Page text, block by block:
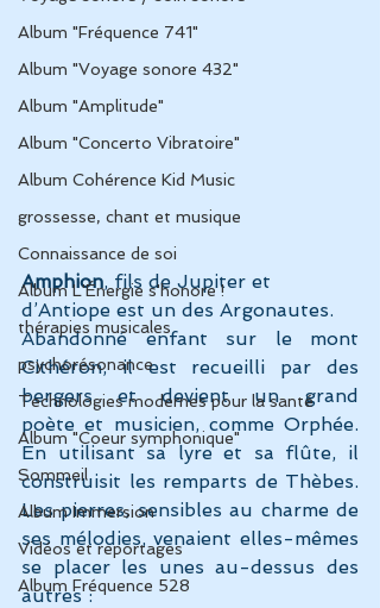
Album "Fréquence 741"
Album "Voyage sonore 432"
Album "Amplitude"
Album "Concerto Vibratoire"
Album Cohérence Kid Music
grossesse, chant et musique
Connaissance de soi
Album L'Énergie s'honore !
thérapies musicales
psychorésonance
Technologies modernes pour la santé
Album "Coeur symphonique"
Sommeil
Album Immersion
Vidéos et reportages
Album Fréquence 528
Amphion, fils de Jupiter et
d’Antiope est un des Argonautes.
Abandonné enfant sur le mont
Cithéron, il est recueilli par des
bergers et devient un grand
poète et musicien, comme Orphée.
En utilisant sa lyre et sa flûte, il
construisit les remparts de Thèbes.
Les pierres, sensibles au charme de
ses mélodies, venaient elles-mêmes
se placer les unes au-dessus des
autres :